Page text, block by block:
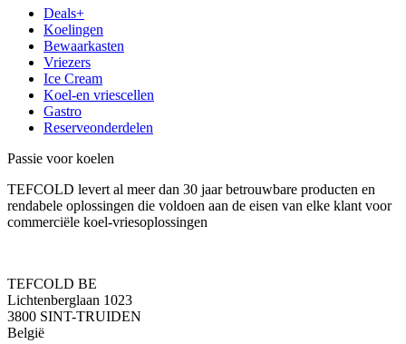
Deals+
Koelingen
Bewaarkasten
Vriezers
Ice Cream
Koel-en vriescellen
Gastro
Reserveonderdelen
Passie voor koelen
TEFCOLD levert al meer dan 30 jaar betrouwbare producten en
rendabele oplossingen die voldoen aan de eisen van elke klant voor
commerciële koel-vriesoplossingen
TEFCOLD BE
Lichtenberglaan 1023
3800 SINT-TRUIDEN
België